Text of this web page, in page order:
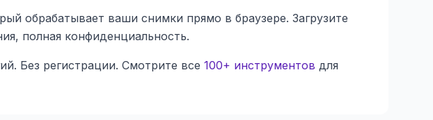
обрабатывает ваши снимки прямо в браузере. Загрузите
полная конфиденциальность.
Без регистрации. Смотрите все 100+ инструментов для